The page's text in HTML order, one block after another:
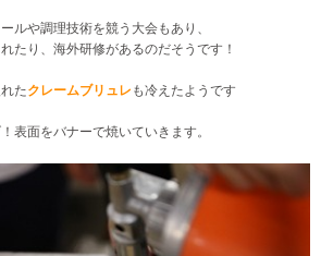
ルや調理技術を競う大会もあり、
たり、海外研修があるのだそうです！
たクレームブリュレ も冷えたようです
表面をバナーで焼いていきます。